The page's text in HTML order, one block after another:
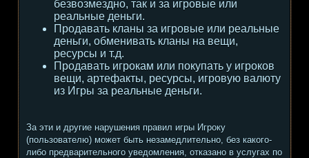
безвозмездно, так и за игровые или
реальные деньги.
Продавать кланы за игровые или реальные
деньги, обменивать кланы на вещи,
ресурсы и т.д.
Продавать игрокам или покупать у игроков
вещи, артефакты, ресурсы, игровую валюту
из Игры за реальные деньги.
За эти и другие нарушения правил игры Игроку
(пользователю) может быть незамедлительно, без какого-
либо предварительного уведомления, отказано в услугах по